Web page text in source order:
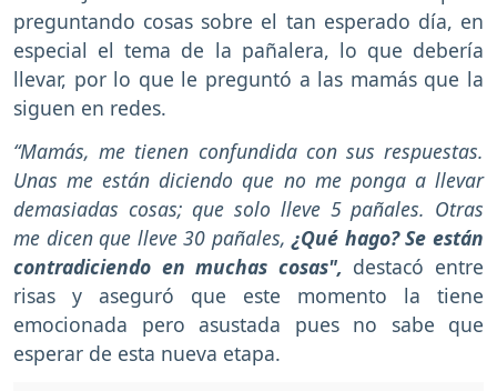
preguntando cosas sobre el tan esperado día, en
especial el tema de la pañalera, lo que debería
llevar, por lo que le preguntó a las mamás que la
siguen en redes.
“Mamás, me tienen confundida con sus respuestas.
Unas me están diciendo que no me ponga a llevar
demasiadas cosas; que solo lleve 5 pañales. Otras
me dicen que lleve 30 pañales,¿Qué hago? Se están
contradiciendo en muchas cosas", destacó entre
risas y aseguró que este momento la tiene
emocionada pero asustada pues no sabe que
esperar de esta nueva etapa.